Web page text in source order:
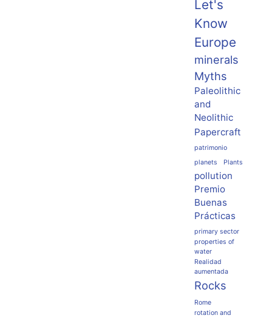
Let's
Know
Europe
minerals
Myths
Paleolithic
and
Neolithic
Papercraft
patrimonio
planets
Plants
pollution
Premio
Buenas
Prácticas
primary sector
properties of
water
Realidad
aumentada
Rocks
Rome
rotation and